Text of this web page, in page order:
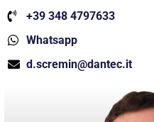
+39 348 4797633
Whatsapp
d.scremin@dantec.it